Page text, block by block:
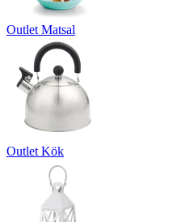
Outlet Matsal
Outlet Kök